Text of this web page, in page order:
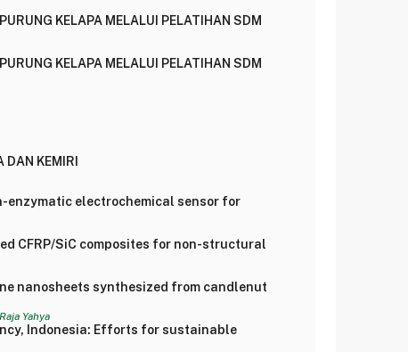
KELAPA MELALUI PELATIHAN SDM
KELAPA MELALUI PELATIHAN SDM
DAN KEMIRI
enzymatic electrochemical sensor for
CFRP/SiC composites for non-structural
nanosheets synthesized from candlenut
Yahya
Indonesia: Efforts for sustainable